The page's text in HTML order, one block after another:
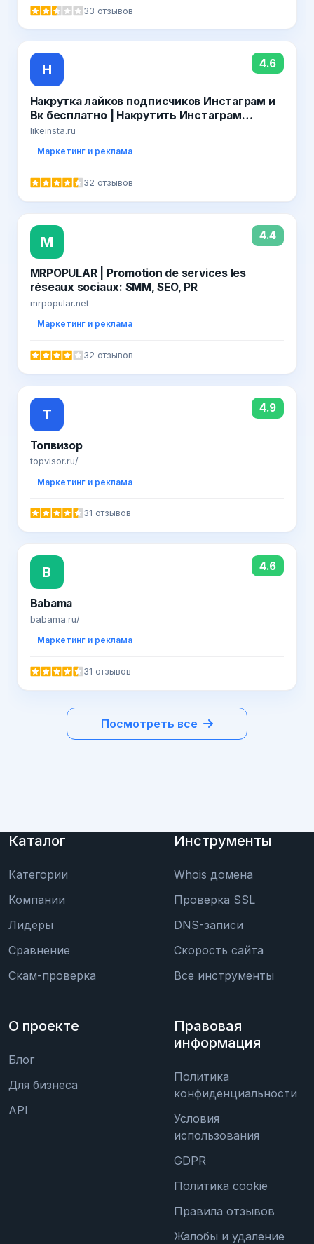
33 отзывов
Н 4.6
Накрутка лайков подписчиков Инстаграм и
Вк бесплатно | Накрутить Инстаграм
Вконтакте онлайн быстро 2019
likeinsta.ru
Маркетинг и реклама
32 отзывов
M 4.4
MRPOPULAR | Promotion de services les
réseaux sociaux: SMM, SEO, PR
mrpopular.net
Маркетинг и реклама
32 отзывов
Т 4.9
Топвизор
topvisor.ru/
Маркетинг и реклама
31 отзывов
B 4.6
Babama
babama.ru/
Маркетинг и реклама
31 отзывов
Посмотреть все
Каталог
Категории
Компании
Лидеры
Сравнение
Скам-проверка
Инструменты
Whois домена
Проверка SSL
DNS-записи
Скорость сайта
Все инструменты
О проекте
Блог
Для бизнеса
API
Правовая
информация
Политика
конфиденциальности
Условия
использования
GDPR
Политика cookie
Правила отзывов
Жалобы и удаление